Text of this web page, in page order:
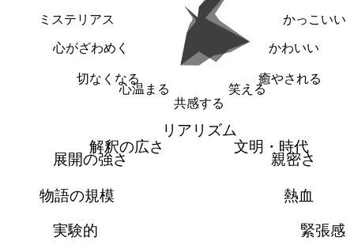
かっこいい
かわいい
癒やされる
笑える
共感する
心温まる
切なくなる
心がざわめく
ミステリアス
リアリズム
文明・時代
親密さ
熱血
緊張感
実験的
物語の規模
展開の強さ
解釈の広さ